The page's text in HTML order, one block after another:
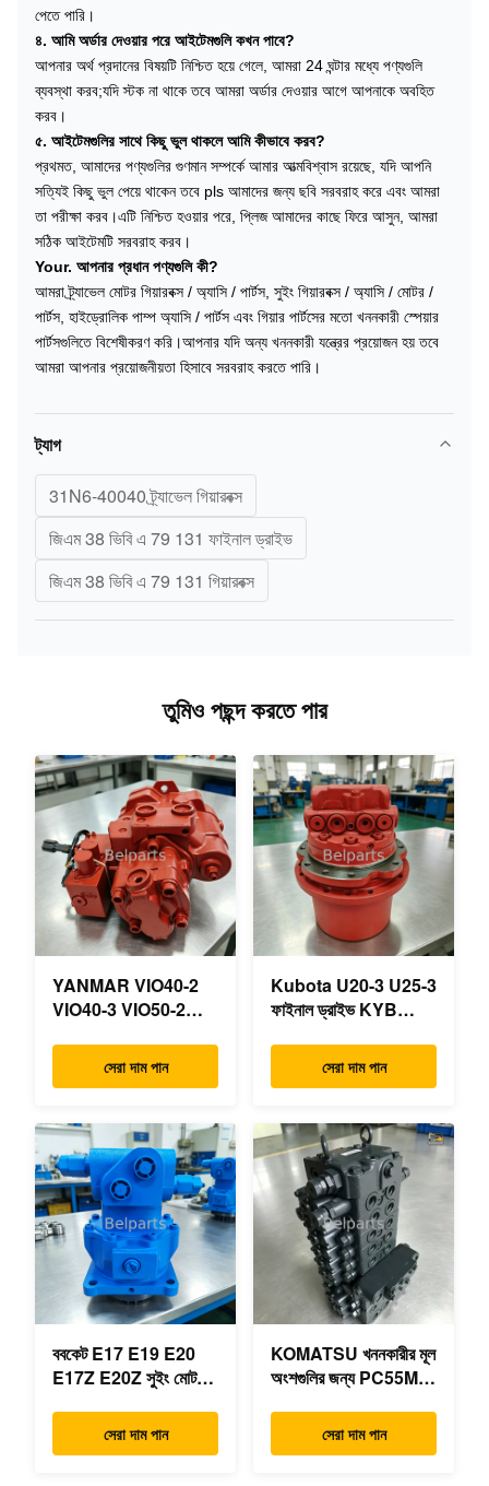
পেতে পারি।
৪. আমি অর্ডার দেওয়ার পরে আইটেমগুলি কখন পাবে?
আপনার অর্থ প্রদানের বিষয়টি নিশ্চিত হয়ে গেলে, আমরা 24 ঘন্টার মধ্যে পণ্যগুলি
ব্যবস্থা করব;যদি স্টক না থাকে তবে আমরা অর্ডার দেওয়ার আগে আপনাকে অবহিত
করব।
৫. আইটেমগুলির সাথে কিছু ভুল থাকলে আমি কীভাবে করব?
প্রথমত, আমাদের পণ্যগুলির গুণমান সম্পর্কে আমার আত্মবিশ্বাস রয়েছে, যদি আপনি
সত্যিই কিছু ভুল পেয়ে থাকেন তবে pls আমাদের জন্য ছবি সরবরাহ করে এবং আমরা
তা পরীক্ষা করব।এটি নিশ্চিত হওয়ার পরে, প্লিজ আমাদের কাছে ফিরে আসুন, আমরা
সঠিক আইটেমটি সরবরাহ করব।
Your. আপনার প্রধান পণ্যগুলি কী?
আমরা ট্র্যাভেল মোটর গিয়ারবক্স / অ্যাসি / পার্টস, সুইং গিয়ারবক্স / অ্যাসি / মোটর /
পার্টস, হাইড্রোলিক পাম্প অ্যাসি / পার্টস এবং গিয়ার পার্টসের মতো খননকারী স্পেয়ার
পার্টসগুলিতে বিশেষীকরণ করি।আপনার যদি অন্য খননকারী যন্ত্রের প্রয়োজন হয় তবে
আমরা আপনার প্রয়োজনীয়তা হিসাবে সরবরাহ করতে পারি।
ট্যাগ
31N6-40040 ট্র্যাভেল গিয়ারবক্স
জিএম 38 ভিবি এ 79 131 ফাইনাল ড্রাইভ
জিএম 38 ভিবি এ 79 131 গিয়ারবক্স
তুমিও পছন্দ করতে পার
YANMAR VIO40-2
VIO40-3 VIO50-2
VIO55-3 প্রধান
হাইড্রোলিক পাম্প OEM
16023 B0600-16017
মিনি এক্সকাভেটর
সেরা দাম পান
Kubota U20-3 U25-3
ফাইনাল ড্রাইভ KYB
OEM ভ্রমণ মোটর
B0240-18076
RB559-61290
RC157-78000 মিনি
খননকারীর যন্ত্রাংশের জন্য
সেরা দাম পান
ববকেট E17 E19 E20
E17Z E20Z সুইং মোটর
7024419 মিনি
এক্সক্যাভারের জন্য
সেরা দাম পান
KOMATSU খননকারীর মূল
অংশগুলির জন্য PC55MR-
723-18-18200 723-
18-18201 723-18-
সেরা দাম পান